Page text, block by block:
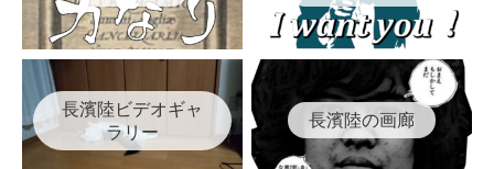
長濱陸ビデオギャ
ラリー
長濱陸の画廊